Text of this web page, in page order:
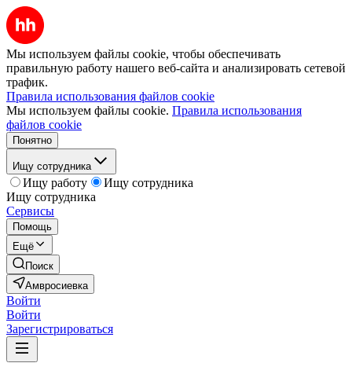
Мы используем файлы cookie, чтобы обеспечивать
правильную работу нашего веб-сайта и анализировать сетевой
трафик.
Правила использования файлов cookie
Мы используем файлы cookie. Правила использования
файлов cookie
Понятно
Ищу сотрудника
Ищу работу
Ищу сотрудника
Ищу сотрудника
Сервисы
Помощь
Ещё
Поиск
Амвросиевка
Войти
Войти
Зарегистрироваться